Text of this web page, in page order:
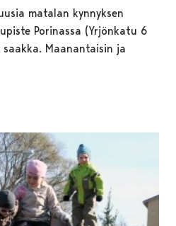
matalan kynnyksen
Porinassa (Yrjönkatu 6
Maanantaisin ja